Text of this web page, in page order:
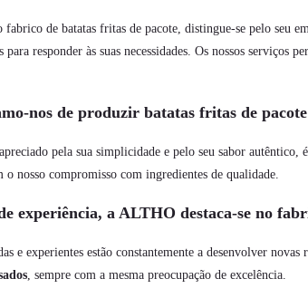
de batatas fritas de pacote, distingue-se pelo seu
para responder às suas necessidades. Os nossos
nos de produzir batatas fritas de
pela sua simplicidade e pelo seu sabor autêntico,
o nosso compromisso com ingredientes de qualidade.
experiência, a ALTHO destaca-se no
e experientes estão constantemente a desenvolver
, sempre com a mesma preocupação de excelência.